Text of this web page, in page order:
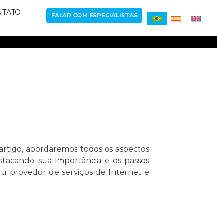
FALAR COM ESPECIALISTAS
abordaremos todos os aspectos
sua importância e os passos
provedor de serviços de Internet e